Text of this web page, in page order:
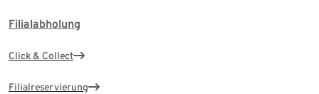
Filialabholung
Click & Collect
Filialreservierung